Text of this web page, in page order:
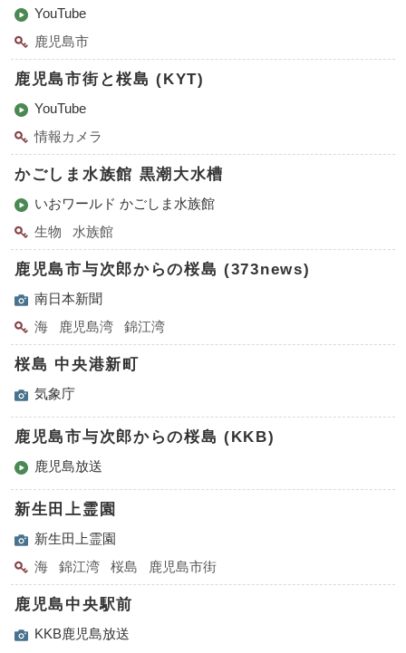
YouTube
鹿児島市
鹿児島市街と桜島 (KYT)
YouTube
情報カメラ
かごしま水族館 黒潮大水槽
いおワールド かごしま水族館
生物
水族館
鹿児島市与次郎からの桜島 (373news)
南日本新聞
海
鹿児島湾 錦江湾
桜島 中央港新町
気象庁
鹿児島市与次郎からの桜島 (KKB)
鹿児島放送
新生田上霊園
新生田上霊園
海
錦江湾 桜島 鹿児島市街
鹿児島中央駅前
KKB鹿児島放送